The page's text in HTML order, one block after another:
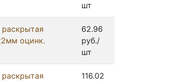
шт
оцинк.
62.96
руб./
шт
116.02